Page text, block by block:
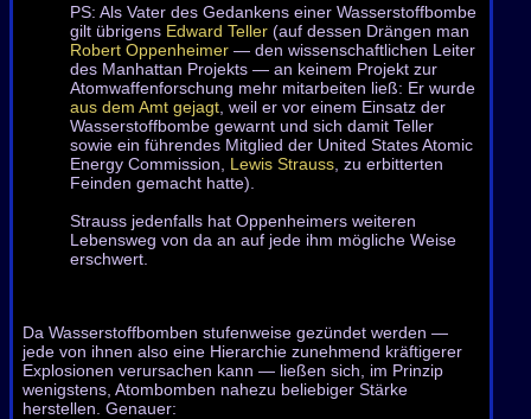
PS: Als Vater des Gedankens einer Wasserstoffbombe
gilt übrigens Edward Teller (auf dessen Drängen man
Robert Oppenheimer — den wissenschaftlichen Leiter
des Manhattan Projekts — an keinem Projekt zur
Atomwaffenforschung mehr mitarbeiten ließ: Er wurde
aus dem Amt gejagt , weil er vor einem Einsatz der
Wasserstoff­bombe gewarnt und sich damit Teller
sowie ein führendes Mitglied der United States Atomic
Energy Commission, Lewis Strauss , zu erbitterten
Feinden gemacht hatte).
Strauss jedenfalls hat Oppenheimers weiteren
Lebensweg von da an auf jede ihm mögliche Weise
erschwert.
Da Wasserstoffbomben stufenweise gezündet werden —
jede von ihnen also eine Hierarchie zunehmend kräftigerer
Explosionen verursachen kann — ließen sich, im Prinzip
wenigstens, Atombomben nahezu beliebiger Stärke
herstellen. Genauer: